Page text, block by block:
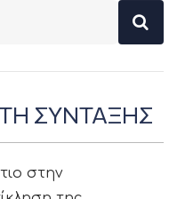
ΣΥΝΤΑΞΗΣ
στην